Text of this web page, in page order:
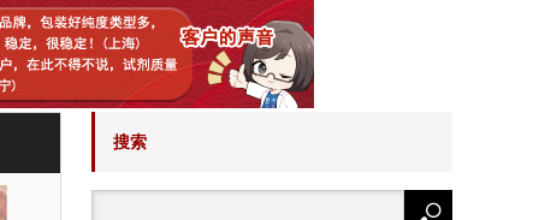
搜索